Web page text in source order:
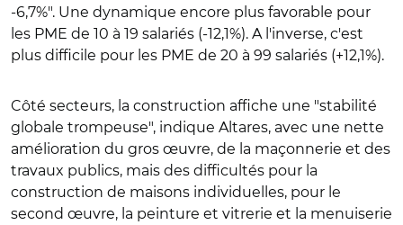
-6,7%". Une dynamique encore plus favorable pour
les PME de 10 à 19 salariés (-12,1%). A l'inverse, c'est
plus difficile pour les PME de 20 à 99 salariés (+12,1%).
Côté secteurs, la construction affiche une "stabilité
globale trompeuse", indique Altares, avec une nette
amélioration du gros œuvre, de la maçonnerie et des
travaux publics, mais des difficultés pour la
construction de maisons individuelles, pour le
second œuvre, la peinture et vitrerie et la menuiserie